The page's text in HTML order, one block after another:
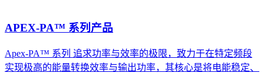
APEX-PA™ 系列产品
Apex-PA™ 系列​ 追求功率与效率的极限，致力于在特定频段
实现极高的能量转换效率与输出功率，其核心是将电能稳定、